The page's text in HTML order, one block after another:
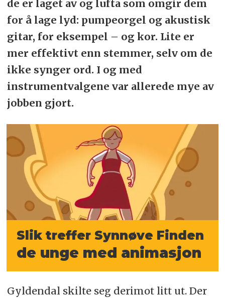
de er laget av og lufta som omgir dem
for å lage lyd: pumpeorgel og akustisk
gitar, for eksempel – og kor. Lite er
mer effektivt enn stemmer, selv om de
ikke synger ord. I og med
instrumentvalgene var allerede mye av
jobben gjort.
Slik treffer Synnøve Finden
de unge med animasjon
Gyldendal skilte seg derimot litt ut. Der